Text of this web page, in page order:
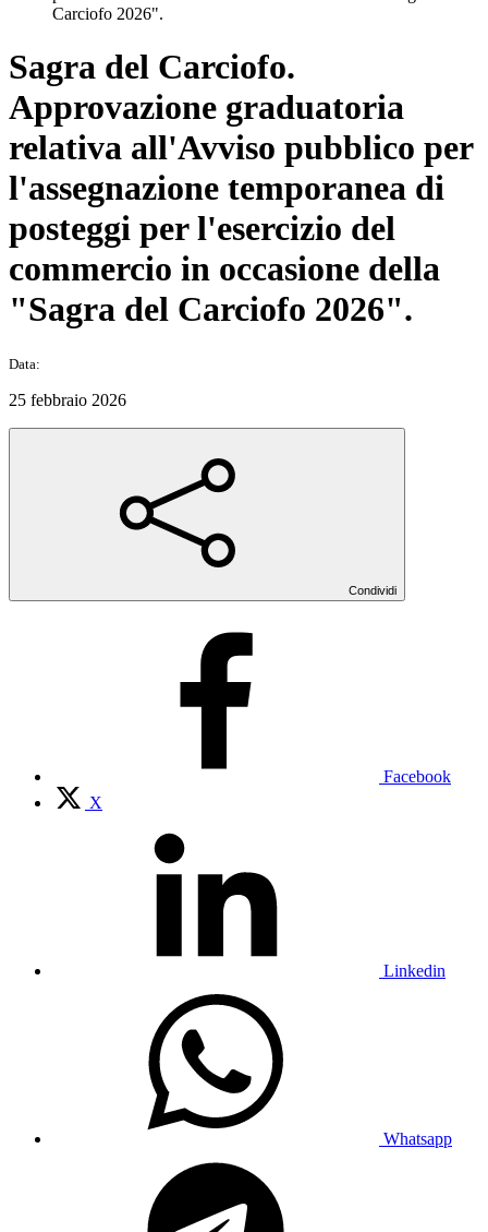
Carciofo 2026".
Sagra del Carciofo.
Approvazione graduatoria
relativa all'Avviso pubblico per
l'assegnazione temporanea di
posteggi per l'esercizio del
commercio in occasione della
"Sagra del Carciofo 2026".
Data:
25 febbraio 2026
Condividi
Facebook
X
Linkedin
Whatsapp